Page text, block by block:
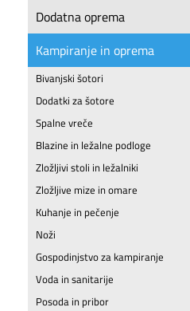
Dodatna oprema
Kampiranje in oprema
Bivanjski šotori
Dodatki za šotore
Spalne vreče
Blazine in ležalne podloge
Zložljivi stoli in ležalniki
Zložljive mize in omare
Kuhanje in pečenje
Noži
Gospodinjstvo za kampiranje
Voda in sanitarije
Posoda in pribor